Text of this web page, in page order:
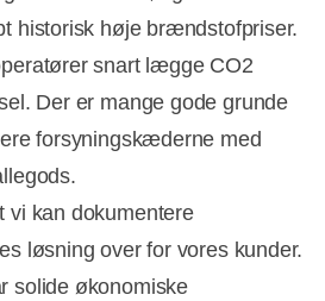
historisk høje brændstofpriser.
snart lægge CO2
Der er mange gode grunde
forsyningskæderne med
vi kan dokumentere
løsning over for vores kunder.
solide økonomiske